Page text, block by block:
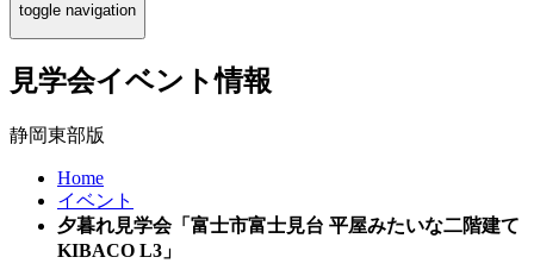
toggle navigation
見学会イベント情報
静岡東部版
Home
イベント
夕暮れ見学会「富士市富士見台 平屋みたいな二階建て
KIBACO L3」